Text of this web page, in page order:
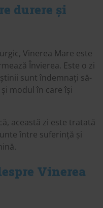
durere și
Vinerea Mare este
Învierea. Este o zi
sunt îndemnați să-
modul în care își
această zi este tratată
între suferință și
Vinerea